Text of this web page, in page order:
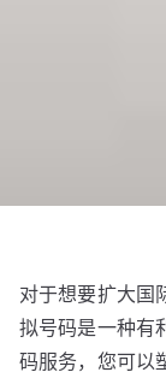
对于想要扩大国
拟号码是一种有
码服务，您可以